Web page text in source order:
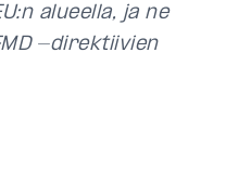
alueella, ja ne
-direktiivien